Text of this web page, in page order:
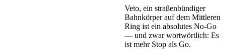
Veto, ein straßenbündiger
Bahnkörper auf dem Mittleren
Ring ist ein absolutes No-Go
— und zwar wortwörtlich: Es
ist mehr Stop als Go.